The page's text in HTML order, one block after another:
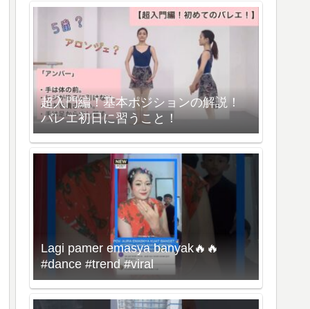
超入門編！基本ポジションの解説！
バレエ初日に習うこと！
Lagi pamer emasya banyak🔥🔥
#dance #trend #viral